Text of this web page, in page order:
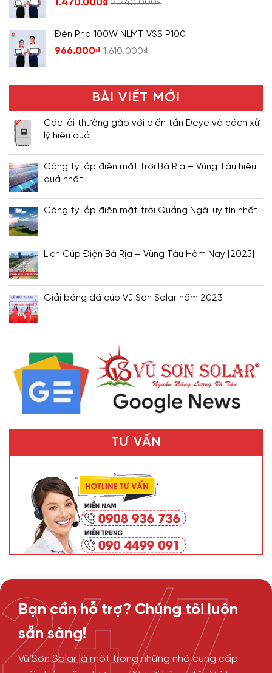
1.470.000₫ 2.240.000₫
Đèn Pha 100W NLMT VSS P100
966.000₫ 1.610.000₫
BÀI VIẾT MỚI
Các lỗi thường gặp với biến tần Deye và cách xử
lý hiệu quả
Công ty lắp điện mặt trời Bà Rịa – Vũng Tàu hiệu
quả nhất
Công ty lắp điện mặt trời Quảng Ngãi uy tín nhất
Lịch Cúp Điện Bà Rịa – Vũng Tàu Hôm Nay [2025]
Giải bóng đá cúp Vũ Sơn Solar năm 2023
TƯ VẤN
Bạn cần hỗ trợ? Chúng tôi luôn
sẵn sàng!
Vũ Sơn Solar là một trong những nhà cung cấp
24/7